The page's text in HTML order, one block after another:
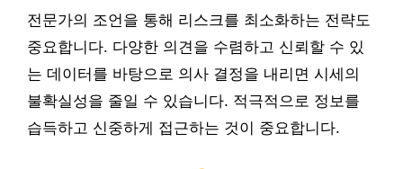
전문가의 조언을 통해 리스크를 최소화하는 전략도
중요합니다. 다양한 의견을 수렴하고 신뢰할 수 있
는 데이터를 바탕으로 의사 결정을 내리면 시세의
불확실성을 줄일 수 있습니다. 적극적으로 정보를
습득하고 신중하게 접근하는 것이 중요합니다.